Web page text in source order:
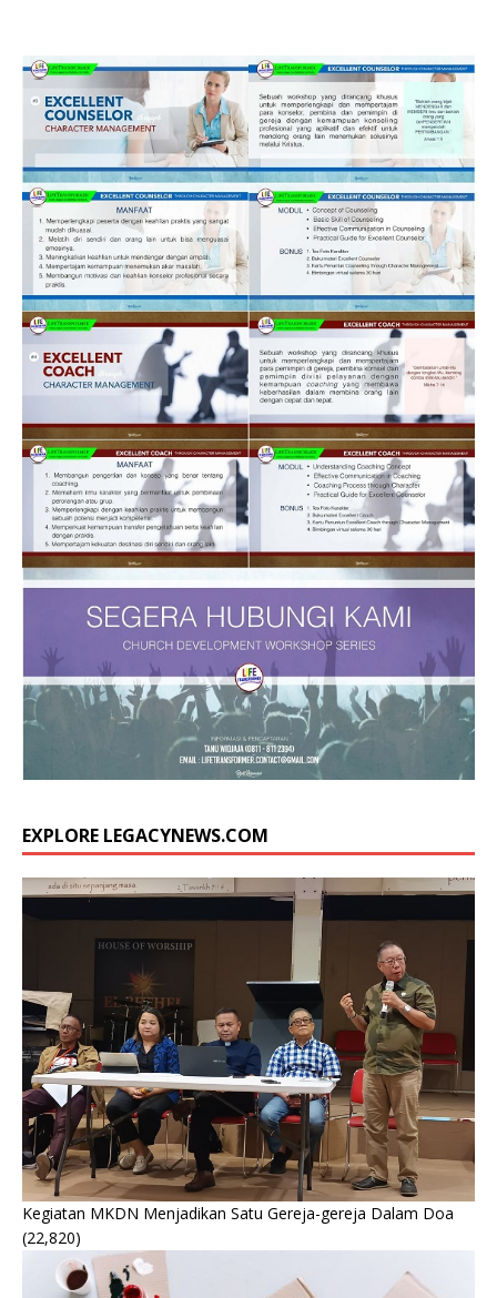
EXPLORE LEGACYNEWS.COM
Kegiatan MKDN Menjadikan Satu Gereja-gereja Dalam Doa
(22,820)